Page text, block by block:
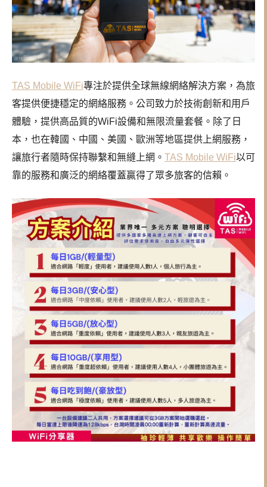
TAS Mobile WiFi專注於提供全球無線網絡解決方案，為旅
客提供便捷穩定的網絡服務。公司致力於技術創新和用戶
體驗，提供高品質的WiFi設備和無限流量套餐。除了日
本，也在韓國、中國、美國、歐洲等地區提供上網服務，
讓旅行者隨時保持聯繫和無縫上網。
TAS Mobile WiFi以可
靠的服務和廣泛的網絡覆蓋贏得了眾多旅客的信賴。